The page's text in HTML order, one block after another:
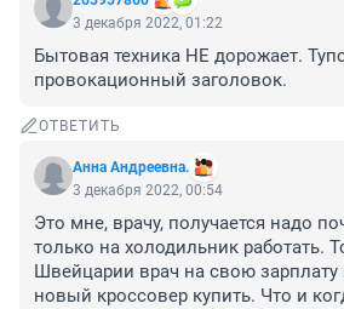
3 декабря 2022, 01:22
Бытовая техника НЕ дорожает.
провокационный заголовок.
ОТВЕТИТЬ
Анна Андреевна.
3 декабря 2022, 00:54
Это мне, врачу, получается надо
только на холодильник работать.
Швейцарии врач на свою
новый кроссовер купить. Что и